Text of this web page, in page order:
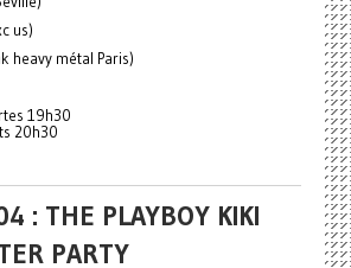
us)
heavy métal Paris)
19h30
20h30
: THE PLAYBOY KIKI
PARTY